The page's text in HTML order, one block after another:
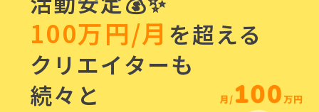
100万円/月 を超える
クリエイターも
続々と